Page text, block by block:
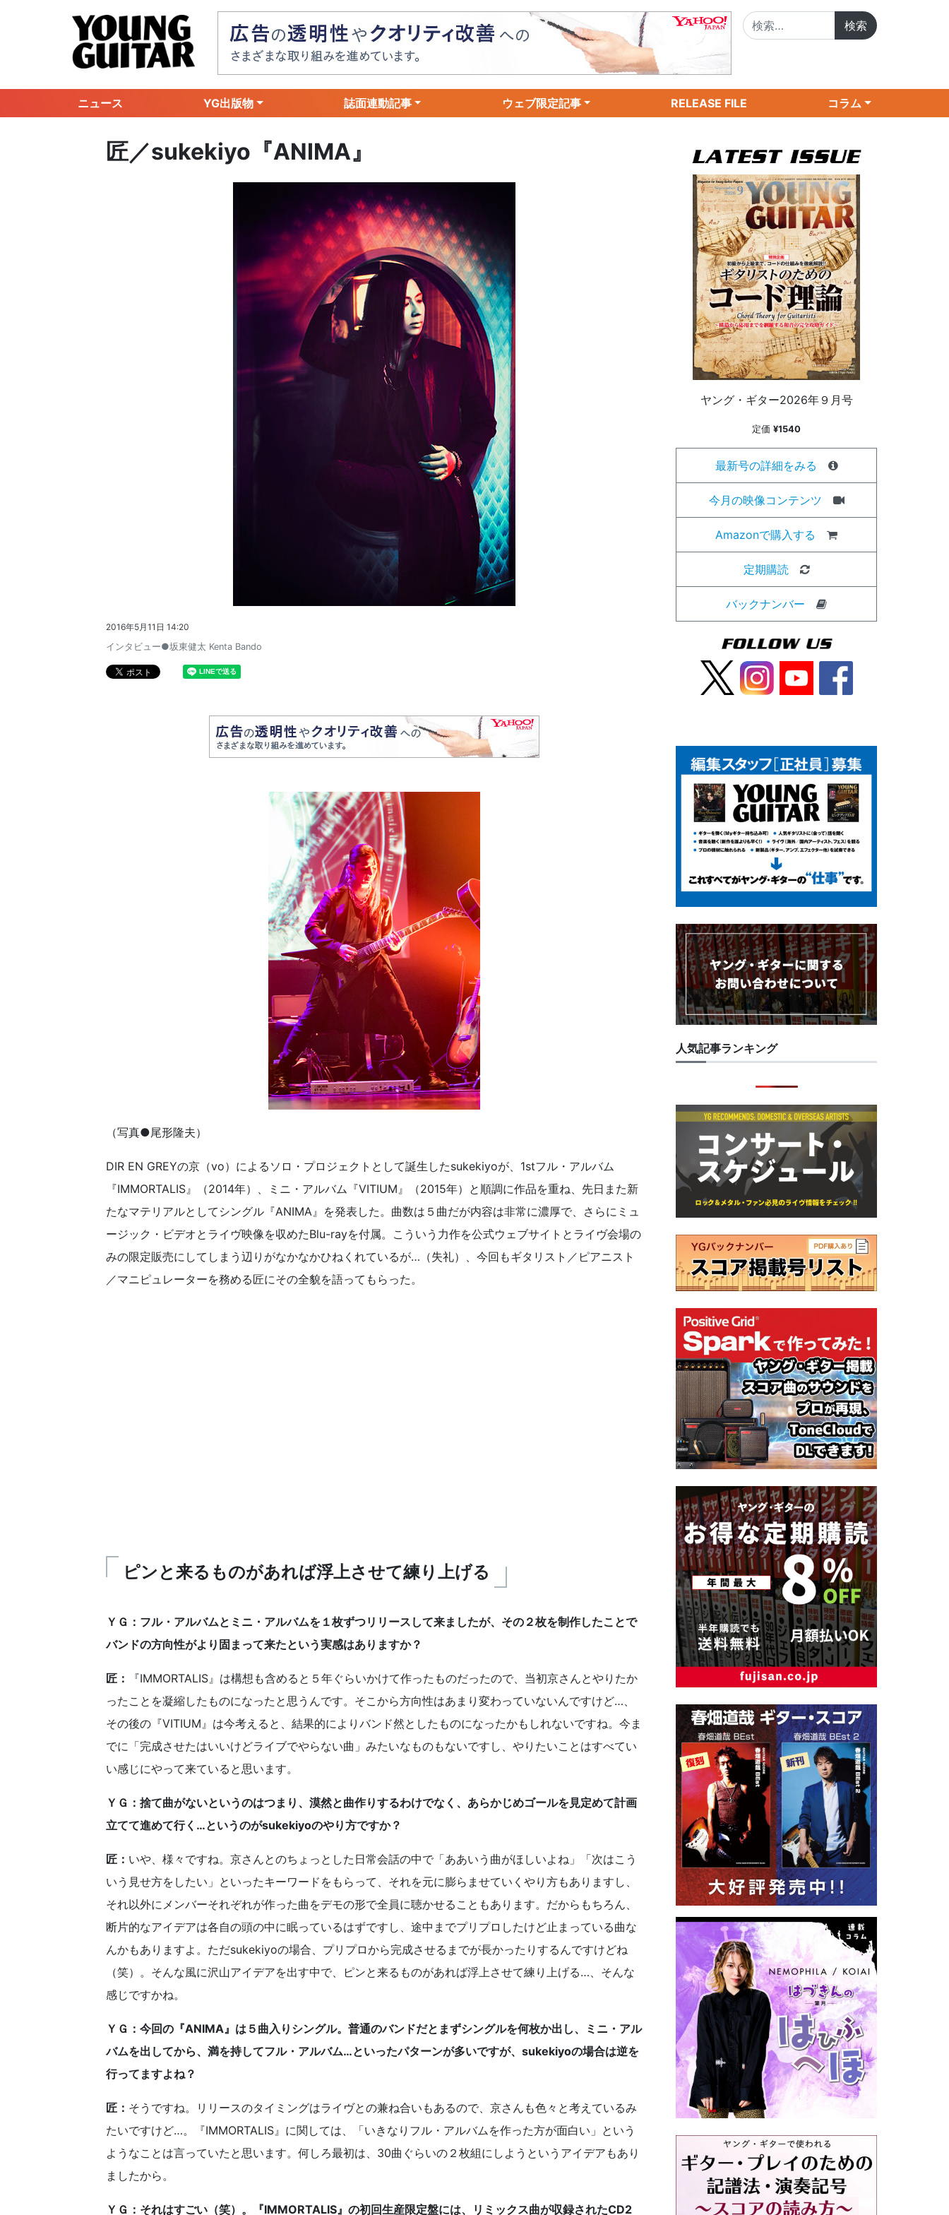
ニュース YG出版物 誌面連動記事 ウェブ限定記事 RELEASE FILE コラム
匠／sukekiyo『ANIMA』
2016年5月11日 14:20
インタビュー●坂東健太 Kenta Bando
（写真●尾形隆夫）
DIR EN GREYの京（vo）によるソロ・プロジェクトとして誕生したsukekiyoが、1stフル・アルバム
『IMMORTALIS』（2014年）、ミニ・アルバム『VITIUM』（2015年）と順調に作品を重ね、先日また新
たなマテリアルとしてシングル『ANIMA』を発表した。曲数は５曲だが内容は非常に濃厚で、さらにミュ
ージック・ビデオとライヴ映像を収めたBlu-rayを付属。こういう力作を公式ウェブサイトとライヴ会場の
みの限定販売にしてしまう辺りがなかなかひねくれているが…（失礼）、今回もギタリスト／ピアニスト
／マニピュレーターを務める匠にその全貌を語ってもらった。
ピンと来るものがあれば浮上させて練り上げる
ＹＧ：フル・アルバムとミニ・アルバムを１枚ずつリリースして来ましたが、その２枚を制作したことで
バンドの方向性がより固まって来たという実感はありますか？
匠：
『IMMORTALIS』は構想も含めると５年ぐらいかけて作ったものだったので、当初京さんとやりたか
ったことを凝縮したものになったと思うんです。そこから方向性はあまり変わっていないんですけど…、
その後の『VITIUM』は今考えると、結果的によりバンド然としたものになったかもしれないですね。今ま
でに「完成させたはいいけどライブでやらない曲」みたいなものもないですし、やりたいことはすべてい
い感じにやって来ていると思います。
ＹＧ：捨て曲がないというのはつまり、漠然と曲作りするわけでなく、あらかじめゴールを見定めて計画
立てて進めて行く…というのがsukekiyoのやり方ですか？
匠： いや、様々ですね。京さんとのちょっとした日常会話の中で「ああいう曲がほしいよね」「次はこう
いう見せ方をしたい」といったキーワードをもらって、それを元に膨らませていくやり方もありますし、
それ以外にメンバーそれぞれが作った曲をデモの形で全員に聴かせることもあります。だからもちろん、
断片的なアイデアは各自の頭の中に眠っているはずですし、途中までプリプロしたけど止まっている曲な
んかもありますよ。ただsukekiyoの場合、プリプロから完成させるまでが長かったりするんですけどね
（笑）。そんな風に沢山アイデアを出す中で、ピンと来るものがあれば浮上させて練り上げる…、そんな
感じですかね。
ＹＧ：今回の『ANIMA』は５曲入りシングル。普通のバンドだとまずシングルを何枚か出し、ミニ・アル
バムを出してから、満を持してフル・アルバム…といったパターンが多いですが、sukekiyoの場合は逆を
行ってますよね？
匠： そうですね。リリースのタイミングはライヴとの兼ね合いもあるので、京さんも色々と考えているみ
たいですけど…。『IMMORTALIS』に関しては、「いきなりフル・アルバムを作った方が面白い」という
ようなことは言っていたと思います。何しろ最初は、30曲ぐらいの２枚組にしようというアイデアもあり
ましたから。
ＹＧ：それはすごい（笑）。『IMMORTALIS』の初回生産限定盤には、リミックス曲が収録されたCD2
ヤング・ギター2026年９月号
定価 ¥1540
最新号の詳細をみる
今月の映像コンテンツ
Amazonで購入する
定期購読
バックナンバー
人気記事ランキング